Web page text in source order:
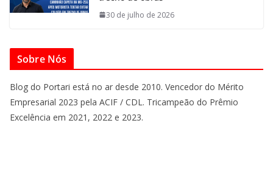
30 de julho de 2026
Sobre Nós
Blog do Portari está no ar desde 2010. Vencedor do Mérito
Empresarial 2023 pela ACIF / CDL. Tricampeão do Prêmio
Excelência em 2021, 2022 e 2023.